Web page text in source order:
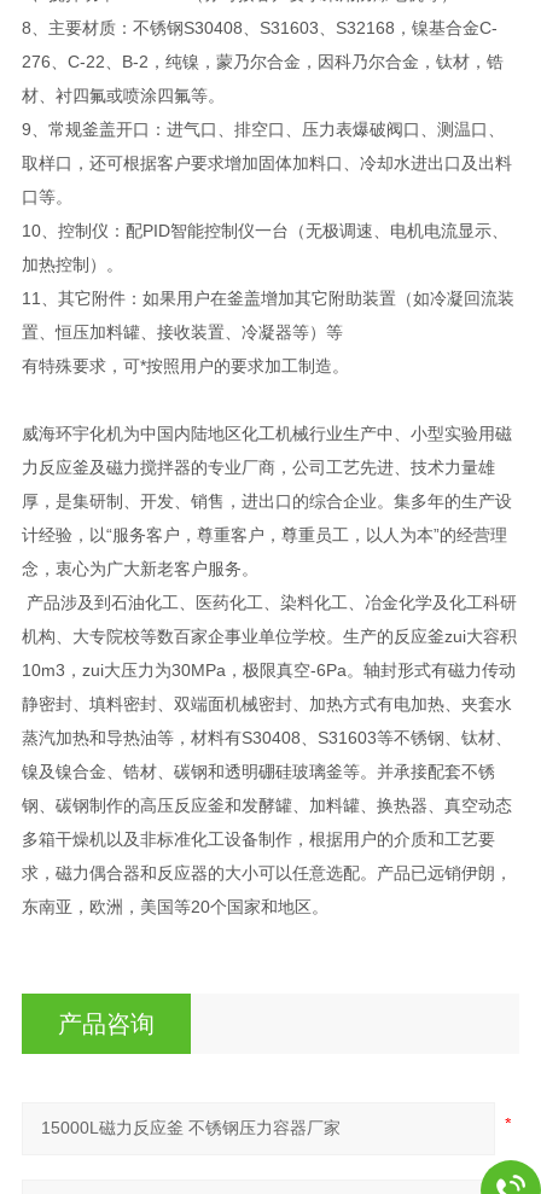
8、主要材质：不锈钢S30408、S31603、S32168，镍基合金C-
276、C-22、B-2，纯镍，蒙乃尔合金，因科乃尔合金，钛材，锆
材、衬四氟或喷涂四氟等。
9、常规釜盖开口：进气口、排空口、压力表爆破阀口、测温口、
取样口，还可根据客户要求增加固体加料口、冷却水进出口及出料
口等。
10、控制仪：配PID智能控制仪一台（无极调速、电机电流显示、
加热控制）。
11、其它附件：如果用户在釜盖增加其它附助装置（如冷凝回流装
置、恒压加料罐、接收装置、冷凝器等）等
有特殊要求，可*按照用户的要求加工制造。
威海环宇化机为中国内陆地区化工机械行业生产中、小型实验用磁
力反应釜及磁力搅拌器的专业厂商，公司工艺先进、技术力量雄
厚，是集研制、开发、销售，进出口的综合企业。集多年的生产设
计经验，以“服务客户，尊重客户，尊重员工，以人为本”的经营理
念，衷心为广大新老客户服务。
产品涉及到石油化工、医药化工、染料化工、冶金化学及化工科研
机构、大专院校等数百家企事业单位学校。生产的反应釜zui大容积
10m3，zui大压力为30MPa，极限真空-6Pa。轴封形式有磁力传动
静密封、填料密封、双端面机械密封、加热方式有电加热、夹套水
蒸汽加热和导热油等，材料有S30408、S31603等不锈钢、钛材、
镍及镍合金、锆材、碳钢和透明硼硅玻璃釜等。并承接配套不锈
钢、碳钢制作的高压反应釜和发酵罐、加料罐、换热器、真空动态
多箱干燥机以及非标准化工设备制作，根据用户的介质和工艺要
求，磁力偶合器和反应器的大小可以任意选配。产品已远销伊朗，
东南亚，欧洲，美国等20个国家和地区。
产品咨询